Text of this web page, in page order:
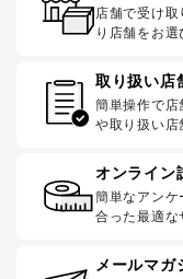
店舗で受け
り店舗をお選
取り扱い店
簡単操作で店
や取り扱い店
オンライン
簡単なアンケ
合った最適な
メールマガ